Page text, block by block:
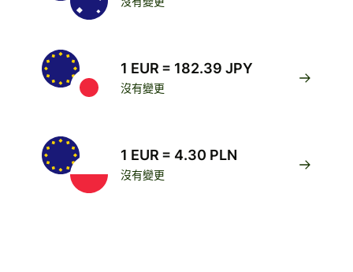
1 EUR = 182.39 JPY
沒有變更
1 EUR = 4.30 PLN
沒有變更